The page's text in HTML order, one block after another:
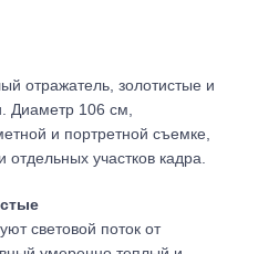
отражатель, золотистые и
Диаметр 106 см,
и портретной съемке,
отдельных участков кадра.
световой поток от